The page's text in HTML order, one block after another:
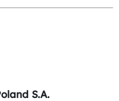
S.A.